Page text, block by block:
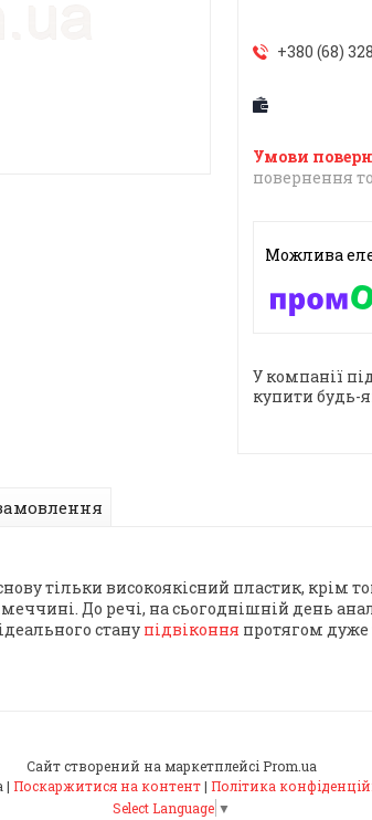
+380 (68)
повернення
У компанії
купити будь-
тільки високоякісний пластик, крім
До речі, на сьогоднішній день
стану підвіконня протягом дуже
Сайт створений на маркетплейсі Prom.ua
Пол-света | Поскаржитися на контент| Політика
Select Language ▼